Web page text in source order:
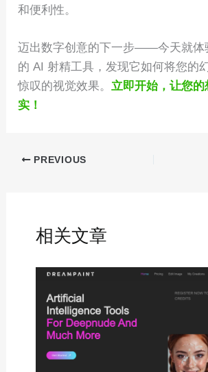
和便利性。
迈出数字创意的下一步——今天就体
的 AI 射精工具，发现它如何将您的
惊叹的视觉效果。立即开始，让您
实！
PREVIOUS
相关文章